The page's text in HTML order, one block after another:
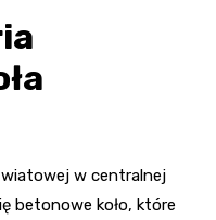
w centralnej
betonowe koło, które